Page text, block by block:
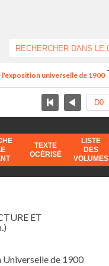
l'exposition universelle de 1900
TEXTE
OCÉRISÉ
LISTE
DES
VOLUMES
ET
de 1900